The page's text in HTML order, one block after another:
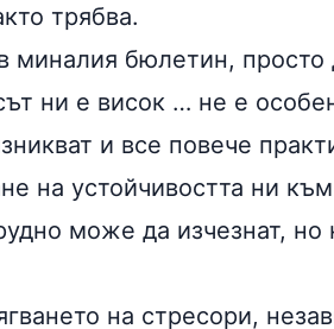
трябва.
миналия бюлетин, просто
ни е висок … не е
и все повече
на устойчивостта ни
може да изчезнат,
на стресори,